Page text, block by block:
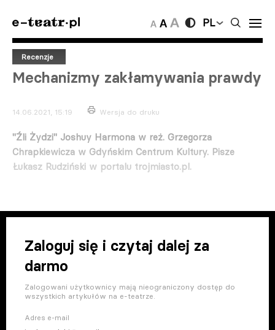
PL
Recenzje
Mechanizmy zakłamywania prawdy
14.06.2021, 15:19 Wersja do druku
"Źli Żydzi" Joshuy Harmona w reż. Grzegorza
Chrapkiewicza w Gdyńskim Centrum Kultury. Pisze
Łukasz Rudziński w portalu trojmiasto.pl.
Zaloguj się i czytaj dalej za
darmo
Zalogowani użytkownicy mają nieograniczony dostęp do
wszystkich artykułów na e-teatrze.
Adres e-mail